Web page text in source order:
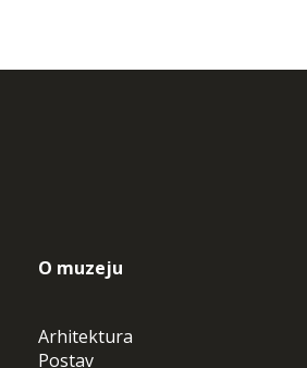
O muzeju
Arhitektura
Postav